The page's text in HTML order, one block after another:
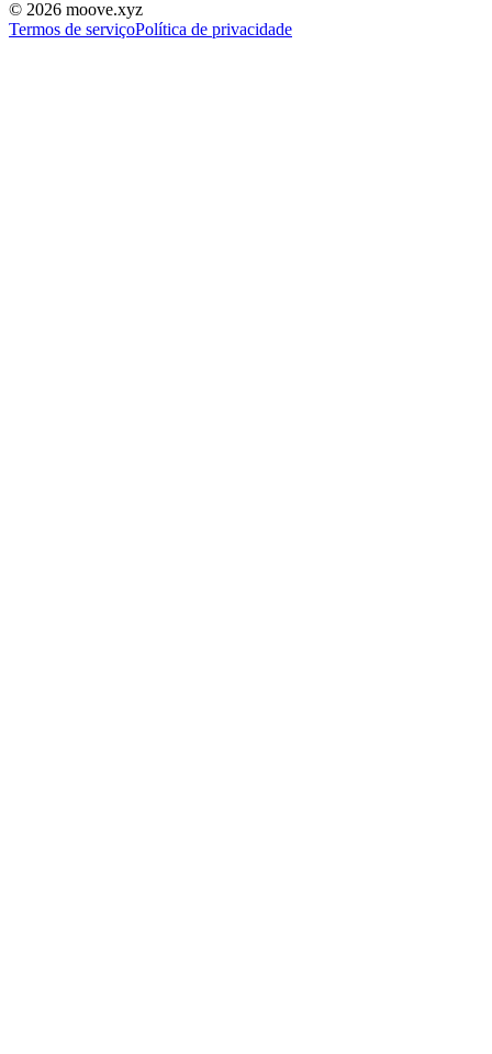
© 2026 moove.xyz
Termos de serviçoPolítica de privacidade